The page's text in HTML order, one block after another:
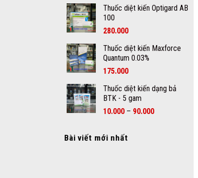
Thuốc diệt kiến Optigard AB
100
280.000
Thuốc diệt kiến Maxforce
Quantum 0.03%
175.000
Thuốc diệt kiến dạng bả
BTK - 5 gam
10.000 – 90.000
Bài viết mới nhất